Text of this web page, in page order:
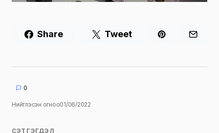
Share Tweet
0
Нийтлэсэн огноо01/06/2022
СЭТГЭГДЭЛ